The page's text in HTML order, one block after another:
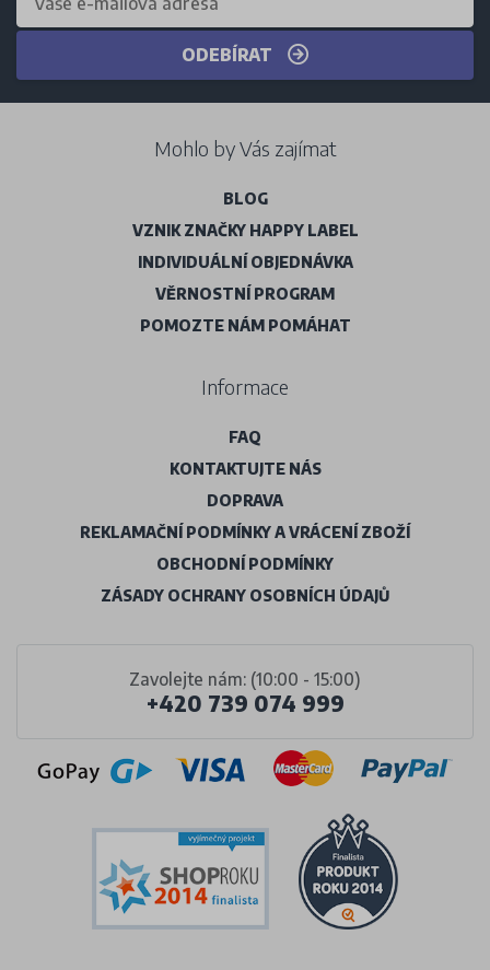
ODEBÍRAT
Zavolejte nám: (10:00 - 15:00)
+420 739 074 999
Mohlo by Vás zajímat
BLOG
VZNIK ZNAČKY HAPPY LABEL
INDIVIDUÁLNÍ OBJEDNÁVKA
VĚRNOSTNÍ PROGRAM
POMOZTE NÁM POMÁHAT
Informace
FAQ
KONTAKTUJTE NÁS
DOPRAVA
REKLAMAČNÍ PODMÍNKY A VRÁCENÍ ZBOŽÍ
OBCHODNÍ PODMÍNKY
ZÁSADY OCHRANY OSOBNÍCH ÚDAJŮ